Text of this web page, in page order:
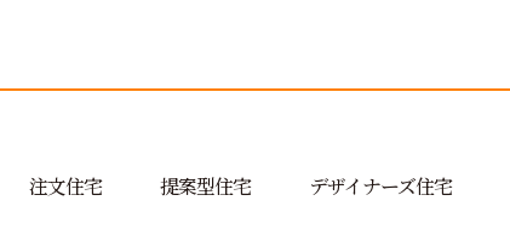
注文住宅 提案型住宅 デザイナーズ住宅